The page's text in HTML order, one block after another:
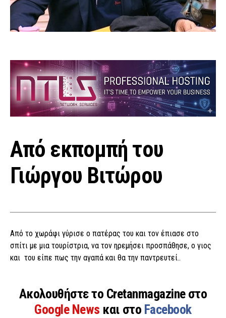
Από εκπομπή του
Γιώργου Βιτώρου
Από το χωράφι γύρισε ο πατέρας του και τον έπιασε στο
σπίτι με μια τουρίστρια, να τον ηρεμήσει προσπάθησε, ο γιος
και του είπε πως την αγαπά και θα την παντρευτεί..
Ακολουθήστε το Cretanmagazine στο
Google News και στο Facebook